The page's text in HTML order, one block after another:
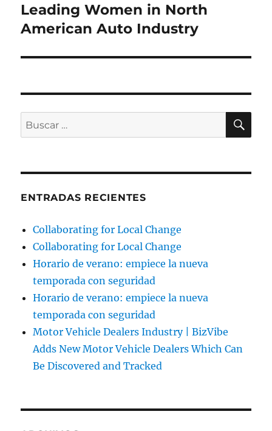
Leading Women in North
American Auto Industry
Buscar
por:
ENTRADAS RECIENTES
Collaborating for Local Change
Collaborating for Local Change
Horario de verano: empiece la nueva
temporada con seguridad
Horario de verano: empiece la nueva
temporada con seguridad
Motor Vehicle Dealers Industry | BizVibe
Adds New Motor Vehicle Dealers Which Can
Be Discovered and Tracked